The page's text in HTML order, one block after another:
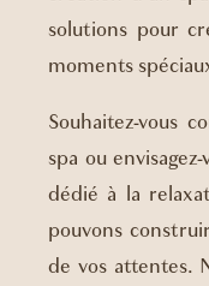
solutions pour
moments
Souhaitez-vous
spa ou
dédié à la
pouvons
de vos attentes.